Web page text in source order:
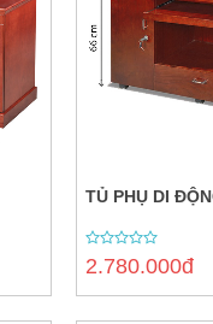
TỦ PHỤ DI
0
out
2.780.000đ